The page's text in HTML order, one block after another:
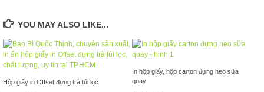
YOU MAY ALSO LIKE...
Hộp giấy in Offset đựng trà túi lọc
In hộp giấy, hộp carton đựng heo sữa
quay